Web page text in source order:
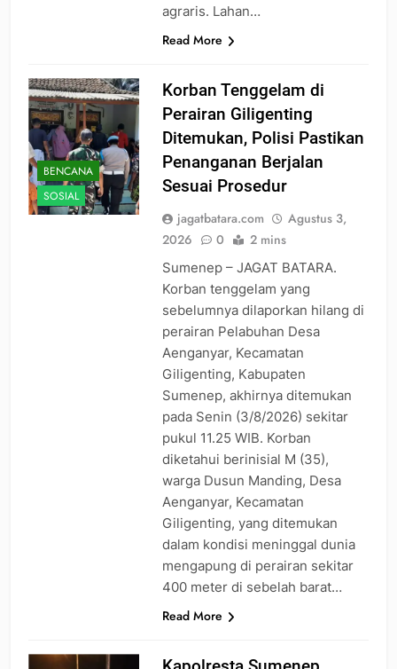
agraris. Lahan…
Read More
BENCANA
SOSIAL
Korban Tenggelam di
Perairan Giligenting
Ditemukan, Polisi Pastikan
Penanganan Berjalan
Sesuai Prosedur
jagatbatara.com
Agustus 3,
2026
0 2 mins
Sumenep – JAGAT BATARA.
Korban tenggelam yang
sebelumnya dilaporkan hilang di
perairan Pelabuhan Desa
Aenganyar, Kecamatan
Giligenting, Kabupaten
Sumenep, akhirnya ditemukan
pada Senin (3/8/2026) sekitar
pukul 11.25 WIB. Korban
diketahui berinisial M (35),
warga Dusun Manding, Desa
Aenganyar, Kecamatan
Giligenting, yang ditemukan
dalam kondisi meninggal dunia
mengapung di perairan sekitar
400 meter di sebelah barat…
Read More